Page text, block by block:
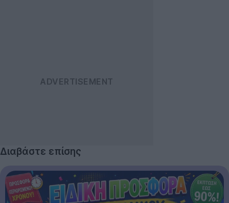
Διαβάστε επίσης